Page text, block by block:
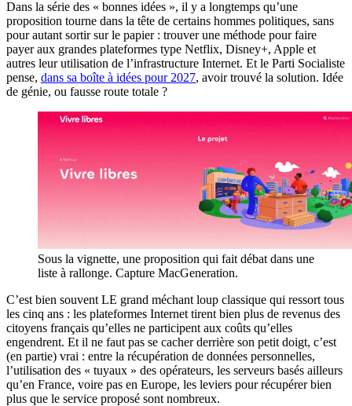
Dans la série des « bonnes idées », il y a longtemps qu’une
proposition tourne dans la tête de certains hommes politiques, sans
pour autant sortir sur le papier : trouver une méthode pour faire
payer aux grandes plateformes type Netflix, Disney+, Apple et
autres leur utilisation de l’infrastructure Internet. Et le Parti Socialiste
pense, dans sa boîte à idées pour 2027, avoir trouvé la solution. Idée
de génie, ou fausse route totale ?
Sous la vignette, une proposition qui fait débat dans une
liste à rallonge. Capture MacGeneration.
C’est bien souvent LE grand méchant loup classique qui ressort tous
les cinq ans : les plateformes Internet tirent bien plus de revenus des
citoyens français qu’elles ne participent aux coûts qu’elles
engendrent. Et il ne faut pas se cacher derrière son petit doigt, c’est
(en partie) vrai : entre la récupération de données personnelles,
l’utilisation des « tuyaux » des opérateurs, les serveurs basés ailleurs
qu’en France, voire pas en Europe, les leviers pour récupérer bien
plus que le service proposé sont nombreux.